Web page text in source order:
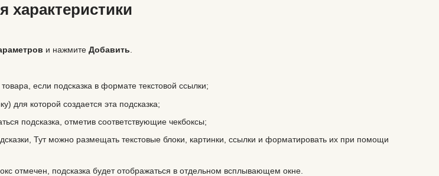
характеристики
и нажмите Добавить.
если подсказка в формате текстовой ссылки;
для которой создается эта подсказка;
подсказка, отметив соответствующие чекбоксы;
Тут можно размещать текстовые блоки, картинки, ссылки и форматировать их при помощи
отмечен, подсказка будет отображаться в отдельном всплывающем окне.